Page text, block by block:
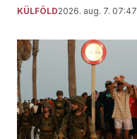
KÜLFÖLD2026. aug. 7. 07:47